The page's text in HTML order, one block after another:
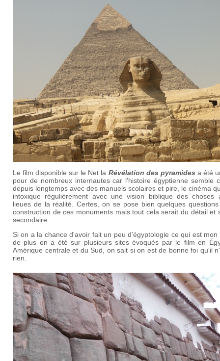
Le film disponible sur le Net la Révélation des pyramidesa été
pour de nombreux internautes car l'histoire égyptienne semble
depuis longtemps avec des manuels scolaires et pire, le cinéma
intoxique régulièrement avec une vision biblique des choses
lieues de la réalité. Certes, on se pose bien quelques
construction de ces monuments mais tout cela serait du détail et
secondaire.
Si on a la chance d'avoir fait un peu d'égyptologie ce qui est mon
de plus on a été sur plusieurs sites évoqués par le film en
Amérique centrale et du Sud, on sait si on est de bonne foi qu'il
rien.